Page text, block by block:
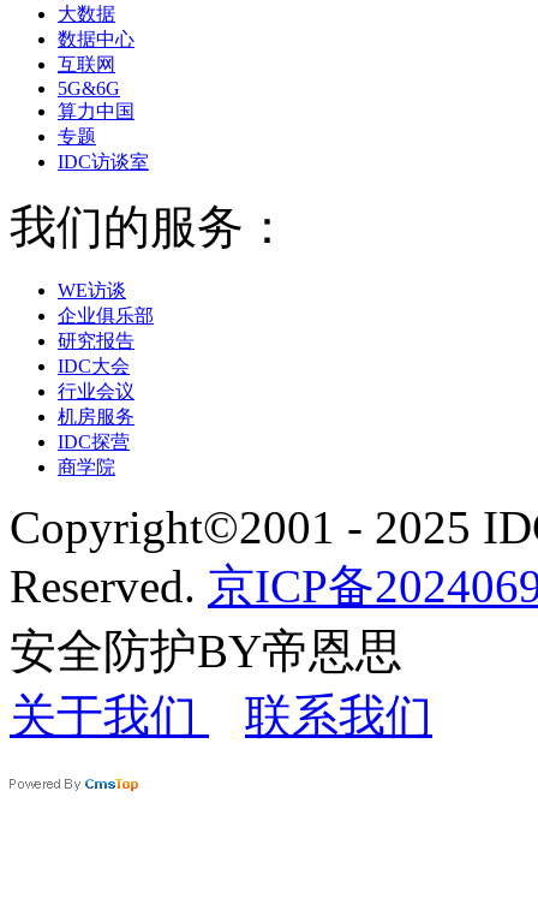
大数据
数据中心
互联网
5G&6G
算力中国
专题
IDC访谈室
我们的服务：
WE访谈
企业俱乐部
研究报告
IDC大会
行业会议
机房服务
IDC探营
商学院
Copyright©2001 - 2025
Reserved. 京ICP备
安全防护BY帝恩思
关于我们
联系我们